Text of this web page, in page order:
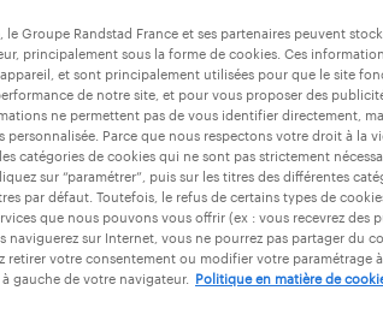
descriptif du poste
- votre mission principale sera
Groupe Randstad France et ses partenaires peuvent
principalement sous la forme de cookies. Ces
et sont principalement utilisées pour que le site
de notre site, et pour vous proposer des
ne permettent pas de vous identifier directement,
Parce que nous respectons votre droit à la
catégories de cookies qui ne sont pas strictement
sur “paramétrer”, puis sur les titres des différentes
par défaut. Toutefois, le refus de certains types de
que nous pouvons vous offrir (ex : vous recevrez des
naviguerez sur Internet, vous ne pourrez pas partager du
retirer votre consentement ou modifier votre paramétrage
gauche de votre navigateur.
Politique en matière de